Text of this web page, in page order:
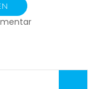
zu